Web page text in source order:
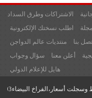
الاشتراكات وطرق السداد
اطلب نسختك الإلكترونية
منتديات عالم الدواجن
اتصل بنا
سؤال وجواب
أعلن معنا
هايل للإعلام الدولي